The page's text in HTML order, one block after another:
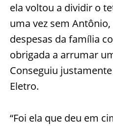
ela voltou a dividir o
uma vez sem
despesas da família
obrigada a arrumar
Conseguiu
Eletro.
“Foi ela que deu em